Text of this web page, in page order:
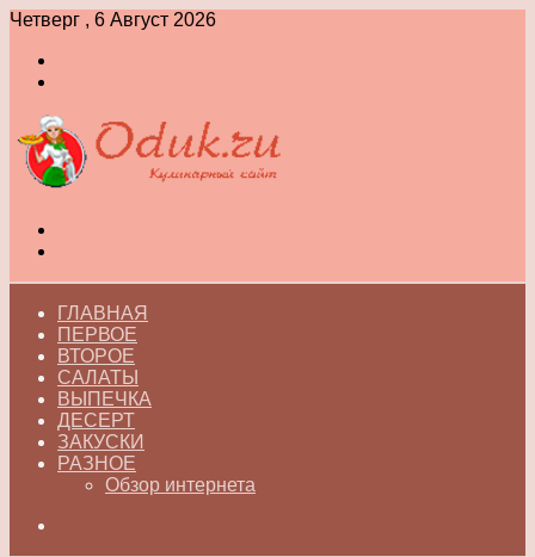
Четверг , 6 Август 2026
ГЛАВНАЯ
ПЕРВОЕ
ВТОРОЕ
САЛАТЫ
ВЫПЕЧКА
ДЕСЕРТ
ЗАКУСКИ
РАЗНОЕ
Обзор интернета